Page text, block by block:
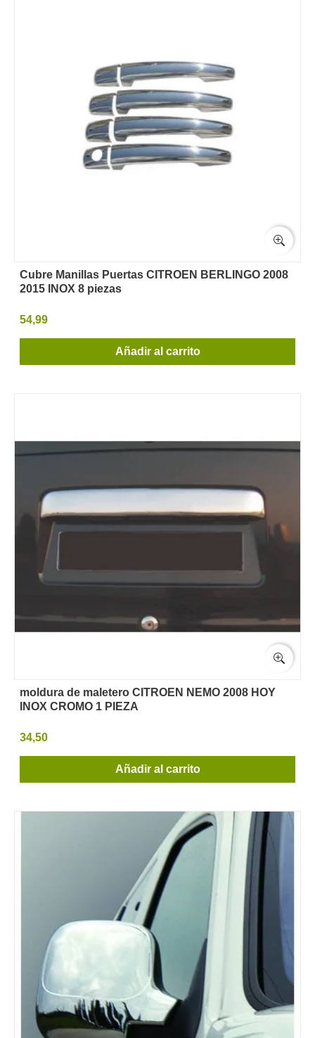
Cubre Manillas Puertas CITROEN BERLINGO 2008
2015 INOX 8 piezas
54,99
Añadir al carrito
moldura de maletero CITROEN NEMO 2008 HOY
INOX CROMO 1 PIEZA
34,50
Añadir al carrito